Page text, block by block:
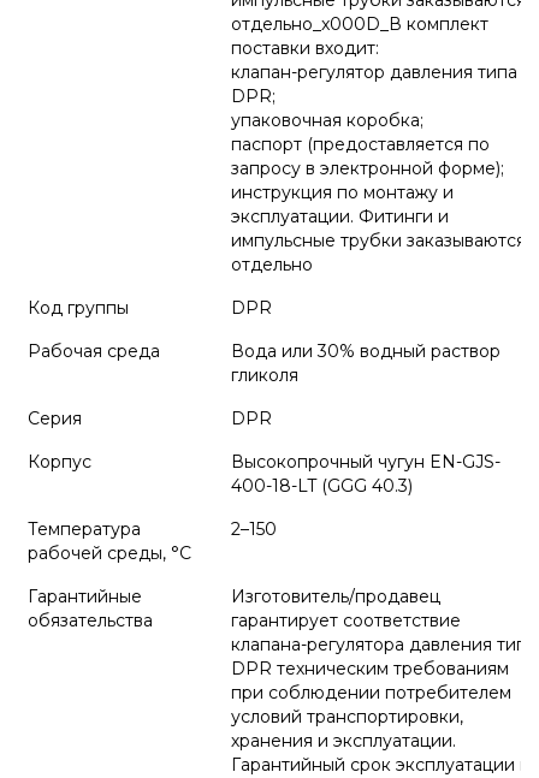
отдельно_x000D_В комплект
поставки входит:
клапан-регулятор давления типа
DPR;
упаковочная коробка;
паспорт (предоставляется по
запросу в электронной форме);
инструкция по монтажу и
эксплуатации. Фитинги и
импульсные трубки заказываются
отдельно
Код группы
DPR
Рабочая среда
Вода или 30% водный раствор
гликоля
Серия
DPR
Корпус
Высокопрочный чугун EN-GJS-
400-18-LT (GGG 40.3)
Температура
рабочей среды, °С
2–150
Гарантийные
обязательства
Изготовитель/продавец
гарантирует соответствие
клапана-регулятора давления типа
DPR техническим требованиям
при соблюдении потребителем
условий транспортировки,
хранения и эксплуатации.
Гарантийный срок эксплуатации и